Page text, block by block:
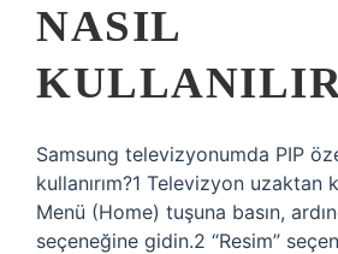
NASIL
Samsung televizyonumda PIP
kullanırım?1 Televizyon uzaktan
Menü (Home) tuşuna basın,
seçeneğine gidin.2 “Resim”